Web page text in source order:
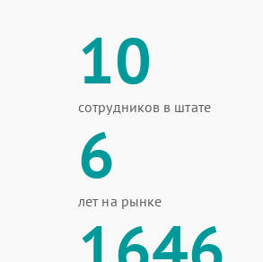
10
сотрудников в штате
6
лет на рынке